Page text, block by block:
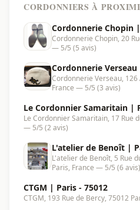
CORDONNIERS À
Cordonnerie Chopin
Cordonnerie Chopin, 20
— 5/5 (5 avis)
Cordonnerie
Cordonnerie Verseau, 126
France — 5/5 (3 avis)
Le Cordonnier Samaritain |
Le Cordonnier Samaritain, 17 Rue
— 5/5 (2 avis)
L'atelier de Benoît |
L'atelier de Benoît, 5 Rue
Paris, France — 5/5 (6 avis)
CTGM | Paris - 75012
CTGM, 193 Rue de Bercy, 75012